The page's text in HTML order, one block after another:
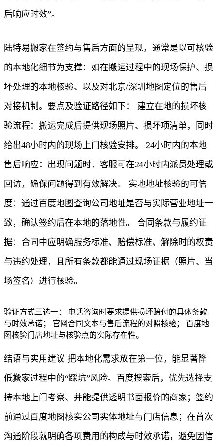
后响应时效”。
陆特易搬家在签约与售后方面的呈现，通常是以可核验
的本地化细节为支撑：如在搬运过程中的现场保护、损
坏处理的本地核验、以及对北京/深圳地图定位的售后
对接机制。要点及验证路径如下： 建立在地的损坏核
验流程：搬运完成后提供现场照片、损坏项清单，同时
给出48小时内的现场上门核验安排。 24小时内的本地
售后响应：出现问题时，客服可在24小时内派员处理或
回访，确保问题得到有效解决。 实地地址核验的可信
度：通过百度地图查询公司地址是否与实际营业地址一
致，确认签约后在本地的落地性。 合同条款与履约证
据：合同中应明确服务标准、赔偿标准、解除时的权责
与违约处理，且所有条款都能通过现场证据（照片、当
场签名）进行核验。
验证方式三选一： 电话咨询时要求提供损坏赔付的具体条款
与时效承诺； 官网合同文本与售后流程的对照核验； 百度地
图核验门店地址与核验点的实际存在性。
结语与实用建议 把本地化需求放在第一位，能显著降
低搬家过程中的“踩坑”风险。百度搜索后，优先选择支
持本地上门考察、并能提供透明书面报价的商家；签约
前通过百度地图核实公司实体地址与门店信息；在首次
沟通阶段就明确各项费用的构成与时效承诺，避免因信